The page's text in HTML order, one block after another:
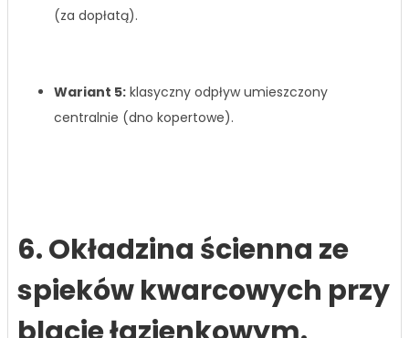
(za dopłatą).
Wariant 5: klasyczny odpływ umieszczony
centralnie (dno kopertowe).
6. Okładzina ścienna ze
spieków kwarcowych przy